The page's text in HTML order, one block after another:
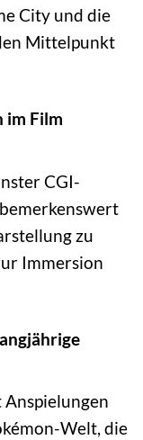
City und die
Mittelpunkt
im Film
CGI-
zu
Immersion
Welt, die